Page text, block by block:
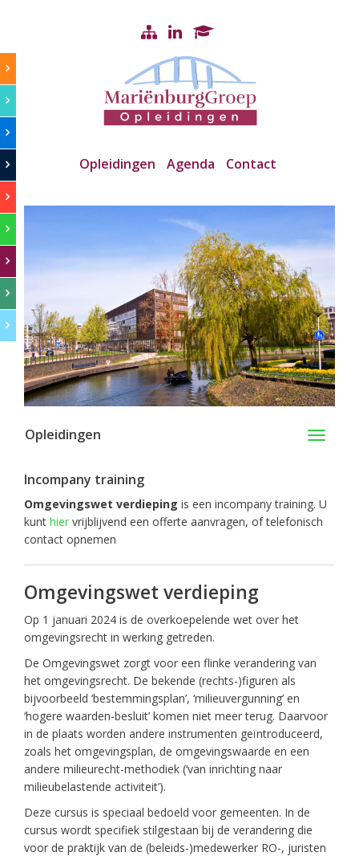
Opleidingen Agenda Contact
Toggle
Opleidingen
Incompany training
Omgevingswet verdieping is een incompany training. U
kunt hier vrijblijvend een offerte aanvragen, of telefonisch
contact opnemen
Omgevingswet verdieping
Op 1 januari 2024 is de overkoepelende wet over het
omgevingsrecht in werking getreden.
De Omgevingswet zorgt voor een flinke verandering van
het omgevingsrecht. De bekende (rechts-)figuren als
bijvoorbeeld ‘bestemmingsplan’, ‘milieuvergunning’ en
‘hogere waarden-besluit’ komen niet meer terug. Daarvoor
in de plaats worden andere instrumenten geïntroduceerd,
zoals het omgevingsplan, de omgevingswaarde en een
andere milieurecht-methodiek (‘van inrichting naar
milieubelastende activiteit’).
Deze cursus is speciaal bedoeld voor gemeenten. In de
cursus wordt specifiek stilgestaan bij de verandering die
voor de praktijk van de (beleids-)medewerker RO-, juristen